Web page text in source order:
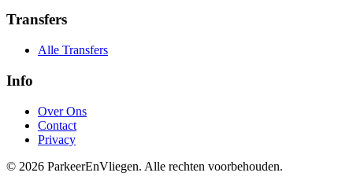
Transfers
Alle Transfers
Info
Over Ons
Contact
Privacy
© 2026 ParkeerEnVliegen. Alle rechten voorbehouden.